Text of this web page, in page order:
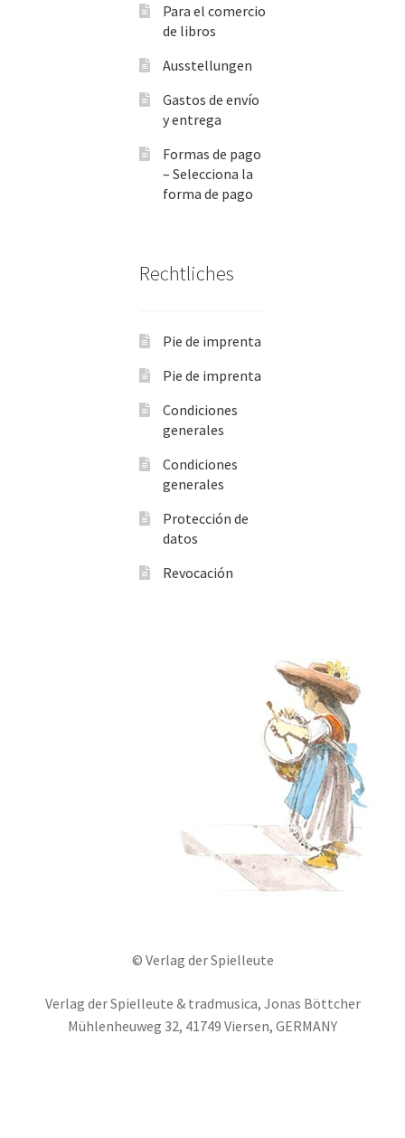
Para el comercio
de libros
Ausstellungen
Gastos de envío
y entrega
Formas de pago
– Selecciona la
forma de pago
Rechtliches
Pie de imprenta
Pie de imprenta
Condiciones
generales
Condiciones
generales
Protección de
datos
Revocación
© Verlag der Spielleute
Verlag der Spielleute & tradmusica, Jonas Böttcher
Mühlenheuweg 32, 41749 Viersen, GERMANY